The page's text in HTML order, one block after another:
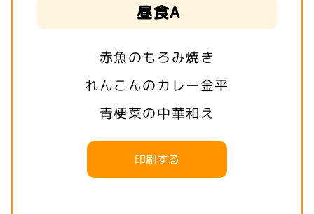
昼食A
赤魚のもろみ焼き
れんこんのカレー金平
青梗菜の中華和え
印刷する